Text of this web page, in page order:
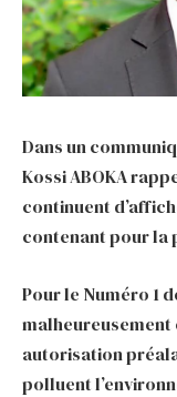
Dans un
Kossi ABOKA
continuent
contenant pour la
Pour le Numéro 1
malheureusement
autorisation
polluent